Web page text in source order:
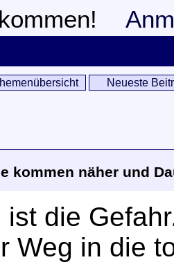
Neueste
kommen näher und
ist die
Weg in die